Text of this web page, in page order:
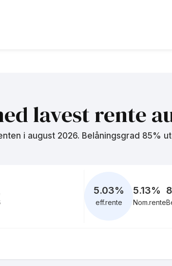
lavest rente
i august 2026. Belåningsgrad 85%
5.03%
eff.rente
5.13%
Nom.rente